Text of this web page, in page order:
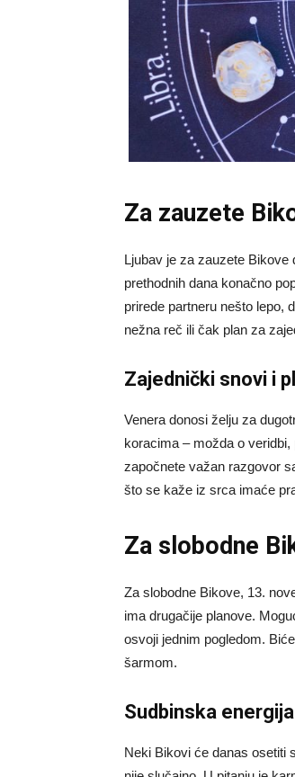
Za zauzete
Ljubav je za zauzete Bikove
prethodnih dana konačno
prirede partneru nešto lepo,
nežna reč ili čak plan za
Zajednički snovi i
Venera donosi želju za
koracima – možda o
započnete važan razgovor
što se kaže iz srca imaće
Za slobodne
Za slobodne Bikove, 13.
ima drugačije planove.
osvoji jednim pogledom.
šarmom.
Sudbinska
Neki Bikovi će danas osetiti